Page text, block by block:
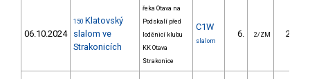
06.10.2024
150 Klatovský
slalom ve
Strakonicích
řeka Otava na
Podskalí před
loděnicí klubu
KK Otava
Strakonice
C1W
slalom
6. 2/ZM 22.02